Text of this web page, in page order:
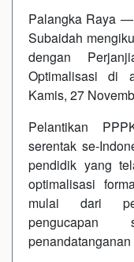
Palangka Raya
Subaidah
dengan
Optimalisasi di
Kamis, 27
Pelantikan
serentak se-
pendidik yang
optimalisasi
mulai dari
pengucapan